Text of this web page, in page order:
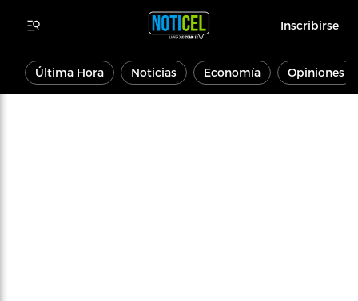
Inscribirse
Última Hora Noticias Economía Opiniones